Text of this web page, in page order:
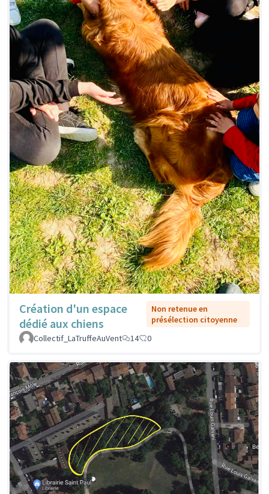
Création d'un espace
dédié aux chiens
Non retenue en
présélection citoyenne
Collectif_LaTruffeAuVent
14 0